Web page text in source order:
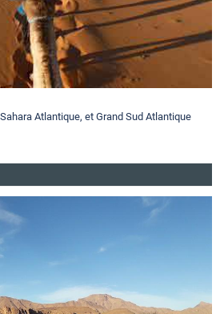
Atlantique, et Grand Sud Atlantique